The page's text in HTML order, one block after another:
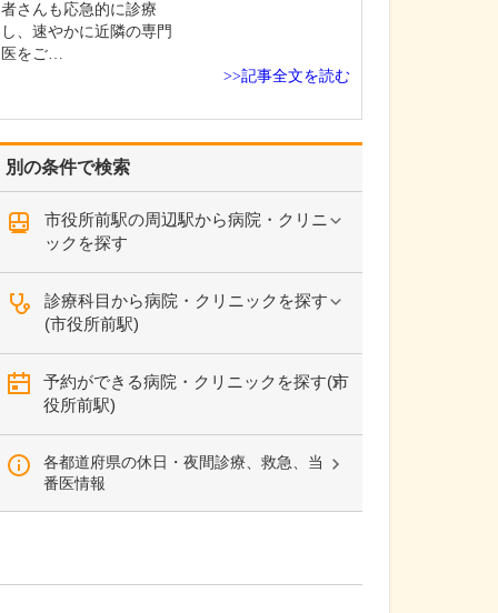
別の条件で検索
市役所前駅の周辺駅から病院・クリニ
ックを探す
診療科目から病院・クリニックを探す
(市役所前駅)
予約ができる病院・クリニックを探す(市
役所前駅)
各都道府県の休日・夜間診療、救急、当
番医情報
者さんも応急的に診療
し、速やかに近隣の専門
医をご…
>>記事全文を読む